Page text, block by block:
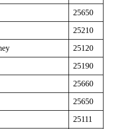
25650
25210
25120
25190
25660
25650
25111